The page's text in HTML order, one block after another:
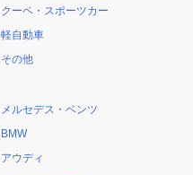
クーペ・スポーツカー
軽自動車
その他
メルセデス・ベンツ
BMW
アウディ